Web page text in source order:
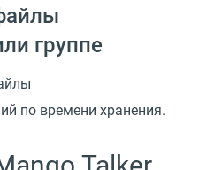
группе
по времени хранения.